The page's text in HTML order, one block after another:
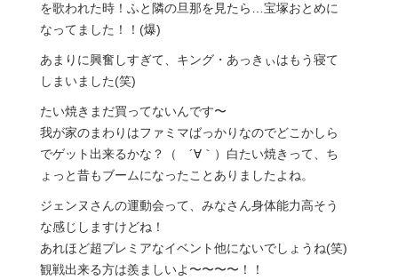
を歌われた時！ふと隣の旦那を見たら…宝塚おとめに
なってました！！(爆)
あまりに興奮しすぎて、キング・あっきぃはもう寝て
しまいました(笑)
たい焼きまだ買ってないんです〜
我が家のまわりはファミマばっかりなのでどこかしら
でゲット出来るかな？（ ´∀｀）白たい焼きって、ち
ょっと昔もブームになったことありましたよね。
ジェンヌさんの運動会って、みなさん身体能力高そう
な感じしますけどね！
あれほど超プレミアなイベント他にないでしょうね(笑)
観戦出来る方は羨ましいよ〜〜〜〜！！